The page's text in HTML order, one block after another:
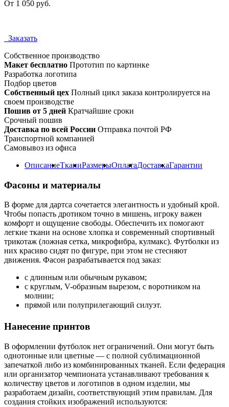
От 1 050 руб.
Заказать
Собственное производство
Макет бесплатно Прототип по картинке
Разработка логотипа
Подбор цветов
Собственный цех Полный цикл заказа контролируется на
своем производстве
Пошив от 5 дней Кратчайшие сроки
Срочный пошив
Доставка по всей России Отправка почтой РФ
Транспортной компанией
Самовывоз из офиса
ОписаниеТканиРазмерыОплатаДоставкаГарантии
Фасоны и материалы
В форме для дартса сочетается элегантность и удобный крой.
Чтобы попасть дротиком точно в мишень, игроку важен
комфорт и ощущение свободы. Обеспечить их помогают
легкие ткани на основе хлопка и современный спортивный
трикотаж (ложная сетка, микрофибра, кулмакс). Футболки из
них красиво сидят по фигуре, при этом не стесняют
движения. Фасон разрабатывается под заказ:
с длинным или обычным рукавом;
с круглым, V-образным вырезом, с воротником на
молнии;
прямой или полуприлегающий силуэт.
Нанесение принтов
В оформлении футболок нет ограничений. Они могут быть
однотонные или цветные — с полной сублимационной
запечаткой либо из комбинированных тканей. Если федерация
или организатор чемпионата устанавливают требования к
количеству цветов и логотипов в одном изделии, мы
разработаем дизайн, соответствующий этим правилам. Для
создания стойких изображений используются: